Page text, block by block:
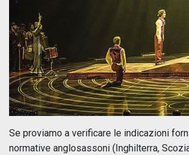
Se proviamo a verificare le indicazioni
normative anglosassoni (Inghilterra,